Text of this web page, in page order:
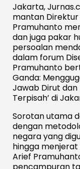
Jakarta,
mantan Direktur
Pramuhanto
dan juga pakar
persoalan
dalam forum
Pramuhanto
Ganda:
Jawab Dirut dan
Terpisah’ di
Sorotan utama
dengan
negara yang
hingga
Arief
pencampuran